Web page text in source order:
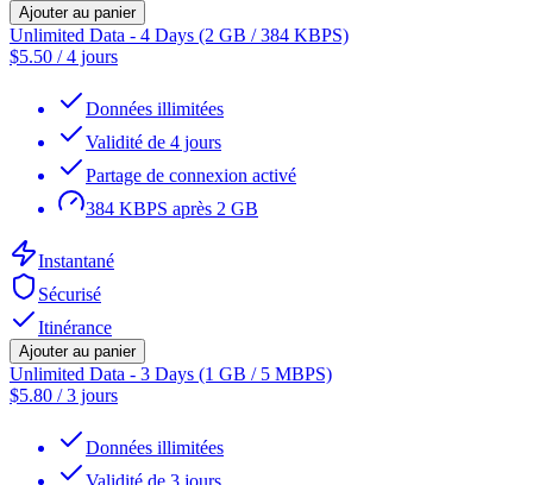
Ajouter au panier
Unlimited Data - 4 Days (2 GB / 384 KBPS)
$5.50 /4 jours
Données illimitées
Validité de 4 jours
Partage de connexion activé
384 KBPS après 2 GB
Instantané
Sécurisé
Itinérance
Ajouter au panier
Unlimited Data - 3 Days (1 GB / 5 MBPS)
$5.80 /3 jours
Données illimitées
Validité de 3 jours